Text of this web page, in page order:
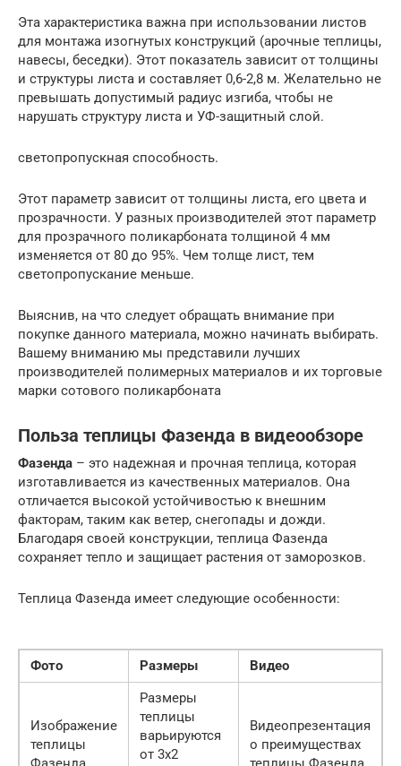
Эта характеристика важна при использовании листов
для монтажа изогнутых конструкций (арочные теплицы,
навесы, беседки). Этот показатель зависит от толщины
и структуры листа и составляет 0,6-2,8 м. Желательно не
превышать допустимый радиус изгиба, чтобы не
нарушать структуру листа и УФ-защитный слой.
светопропускная способность.
Этот параметр зависит от толщины листа, его цвета и
прозрачности. У разных производителей этот параметр
для прозрачного поликарбоната толщиной 4 мм
изменяется от 80 до 95%. Чем толще лист, тем
светопропускание меньше.
Выяснив, на что следует обращать внимание при
покупке данного материала, можно начинать выбирать.
Вашему вниманию мы представили лучших
производителей полимерных материалов и их торговые
марки сотового поликарбоната
Польза теплицы Фазенда в видеообзоре
Фазенда – это надежная и прочная теплица, которая
изготавливается из качественных материалов. Она
отличается высокой устойчивостью к внешним
факторам, таким как ветер, снегопады и дожди.
Благодаря своей конструкции, теплица Фазенда
сохраняет тепло и защищает растения от заморозков.
Теплица Фазенда имеет следующие особенности:
Фото Размеры Видео
Изображение
теплицы
Размеры
теплицы
варьируются
от 3х2
Видеопрезентация
о преимуществах